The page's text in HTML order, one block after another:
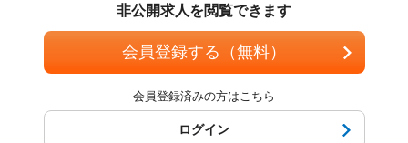
非公開求人を閲覧できます
会員登録する（無料）
会員登録済みの方はこちら
ログイン